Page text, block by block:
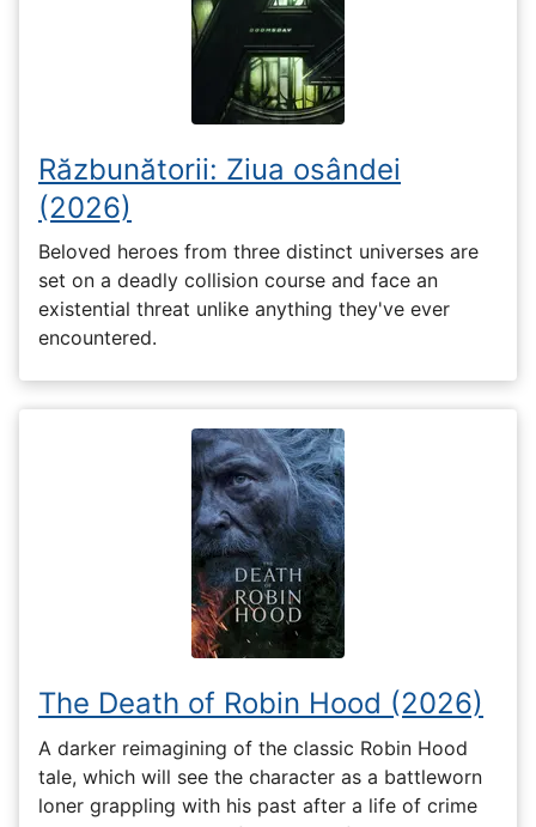
Răzbunătorii: Ziua osândei
(2026)
Beloved heroes from three distinct universes are
set on a deadly collision course and face an
existential threat unlike anything they've ever
encountered.
The Death of Robin Hood (2026)
A darker reimagining of the classic Robin Hood
tale, which will see the character as a battleworn
loner grappling with his past after a life of crime